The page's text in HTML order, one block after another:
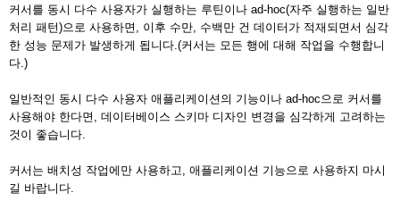
커서를 동시 다수 사용자가 실행하는 루틴이나 ad-hoc(자주 실행하는 일반
처리 패턴)으로 사용하면, 이후 수만, 수백만 건 데이터가 적재되면서 심각
한 성능 문제가 발생하게 됩니다.(커서는 모든 행에 대해 작업을 수행합니
다.)
일반적인 동시 다수 사용자 애플리케이션의 기능이나 ad-hoc으로 커서를
사용해야 한다면, 데이터베이스 스키마 디자인 변경을 심각하게 고려하는
것이 좋습니다.
커서는 배치성 작업에만 사용하고, 애플리케이션 기능으로 사용하지 마시
길 바랍니다.